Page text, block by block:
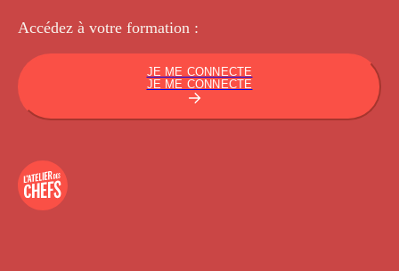
Accédez à votre formation :
JE ME CONNECTE
JE ME CONNECTE